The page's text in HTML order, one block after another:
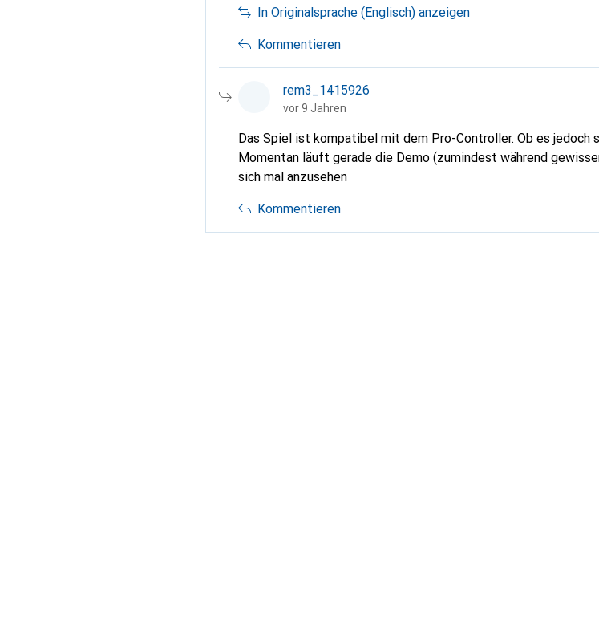
In Originalsprache (Englisch) anzeigen
Kommentieren
rem3_1415926
vor 9 Jahren
Das Spiel ist kompatibel mit dem Pro-Controller. Ob es jedoch
Momentan läuft gerade die Demo (zumindest während
sich mal anzusehen
Kommentieren